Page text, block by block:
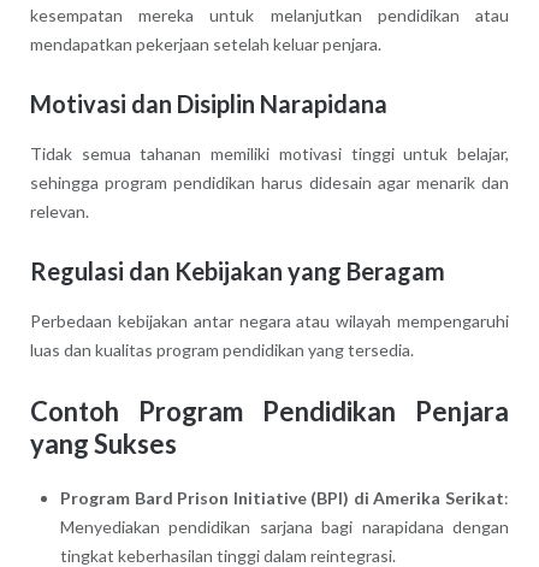
kesempatan mereka untuk melanjutkan pendidikan atau
mendapatkan pekerjaan setelah keluar penjara.
Motivasi dan Disiplin Narapidana
Tidak semua tahanan memiliki motivasi tinggi untuk belajar,
sehingga program pendidikan harus didesain agar menarik dan
relevan.
Regulasi dan Kebijakan yang Beragam
Perbedaan kebijakan antar negara atau wilayah mempengaruhi
luas dan kualitas program pendidikan yang tersedia.
Contoh Program Pendidikan Penjara
yang Sukses
Program Bard Prison Initiative (BPI) di Amerika Serikat:
Menyediakan pendidikan sarjana bagi narapidana dengan
tingkat keberhasilan tinggi dalam reintegrasi.